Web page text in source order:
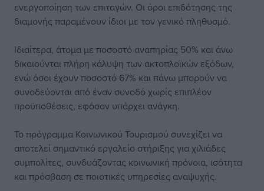
ενεργοποίηση των επιταγών. Οι όροι επιδότησης της
διαμονής παραμένουν ίδιοι με τον γενικό πληθυσμό.
Ιδιαίτερα, άτομα με ποσοστό αναπηρίας 50% και άνω
δικαιούνται πλήρη κάλυψη των ακτοπλοϊκών εξόδων,
ενώ όσοι έχουν ποσοστό 67% και πάνω μπορούν να
συνοδεύονται από έναν συνοδό χωρίς επιπλέον
προϋποθέσεις, εφόσον υπάρχει ανάγκη.
Το πρόγραμμα Κοινωνικού Τουρισμού συνεχίζει να
αποτελεί σημαντικό εργαλείο στήριξης για χιλιάδες
συμπολίτες, συνδυάζοντας κοινωνική πρόνοια, ισότητα
και πρόσβαση σε ποιοτικές υπηρεσίες αναψυχής.